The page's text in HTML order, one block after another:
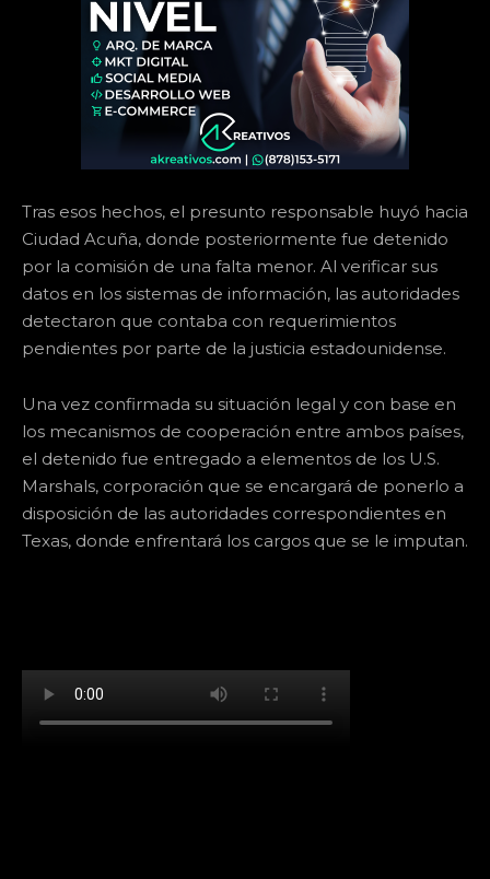
Tras esos hechos, el presunto responsable huyó hacia
Ciudad Acuña, donde posteriormente fue detenido
por la comisión de una falta menor. Al verificar sus
datos en los sistemas de información, las autoridades
detectaron que contaba con requerimientos
pendientes por parte de la justicia estadounidense.
Una vez confirmada su situación legal y con base en
los mecanismos de cooperación entre ambos países,
el detenido fue entregado a elementos de los U.S.
Marshals, corporación que se encargará de ponerlo a
disposición de las autoridades correspondientes en
Texas, donde enfrentará los cargos que se le imputan.